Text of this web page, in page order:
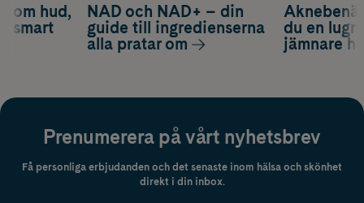
du en
jämnare
om hud,
smart
NAD och NAD+ – din
guide till ingredienserna
alla pratar om
Prenumerera på vårt nyhetsbrev
Få personliga erbjudanden och det senaste inom hälsa och skönhet
direkt i din inbox.